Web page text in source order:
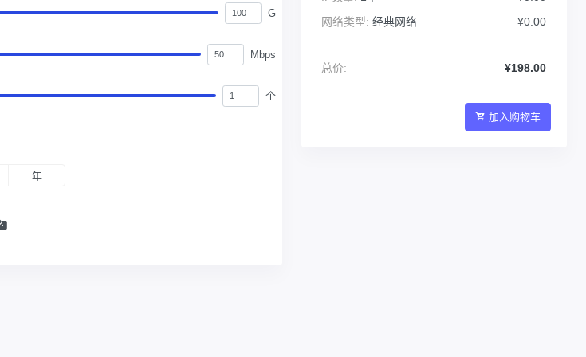
G
Mbps
个
年
网络类型: 经典网络 ¥0.00
总价: ¥198.00
加入购物车